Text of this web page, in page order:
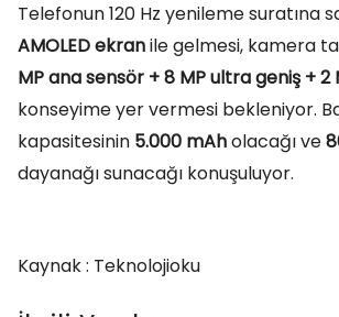
Telefonun 120 Hz yenileme suratına
AMOLED ekranile gelmesi, kamera
MP ana sensör + 8 MP ultra geniş + 2
konseyime yer vermesi bekleniyor.
kapasitesinin 5.000 mAholacağı ve
dayanağı sunacağı konuşuluyor.
Kaynak : Teknolojioku